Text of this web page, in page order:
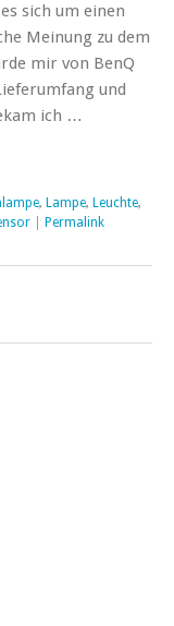
sich um einen
Meinung zu dem
mir von BenQ
und
ich …
, Lampe, Leuchte,
Permalink